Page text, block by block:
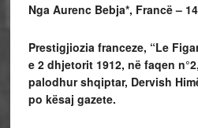
Nga Aurenc Bebja*, Francë –
Prestigjiozia franceze, “Le
e 2 dhjetorit 1912, në faqen
palodhur shqiptar, Dervish
po kësaj gazete.